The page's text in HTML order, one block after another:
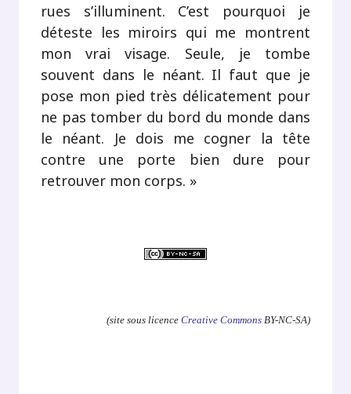
rues s’illuminent. C’est pourquoi je
déteste les miroirs qui me montrent
mon vrai visage. Seule, je tombe
souvent dans le néant. Il faut que je
pose mon pied très délicatement pour
ne pas tomber du bord du monde dans
le néant. Je dois me cogner la tête
contre une porte bien dure pour
retrouver mon corps. »
(site sous licence Creative CommonsBY-NC-SA)